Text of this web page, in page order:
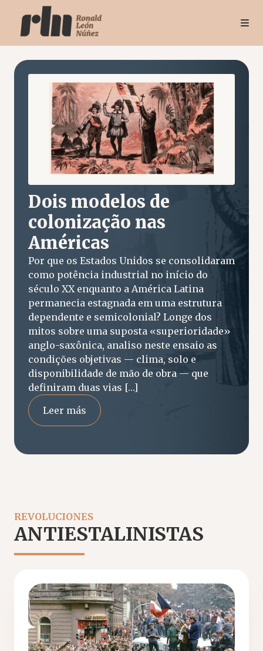
Dois modelos de
colonização nas
Américas
Por que os Estados Unidos se consolidaram
como potência industrial no início do
século XX enquanto a América Latina
permanecia estagnada em uma estrutura
dependente e semicolonial? Longe dos
mitos sobre uma suposta «superioridade»
anglo-saxônica, analiso neste ensaio as
condições objetivas — clima, solo e
disponibilidade de mão de obra — que
definiram duas vias […]
Leer más
REVOLUCIONES
ANTIESTALINISTAS